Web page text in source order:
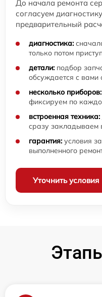
До начала ремонта
согласуем
предварительный
диагностика:
только потом
детали: подбор
обсуждается с вами
несколько приборов:
фиксируем по
встроенная техника:
сразу закладываем
гарантия: условия
выполненного
Уточнить условия